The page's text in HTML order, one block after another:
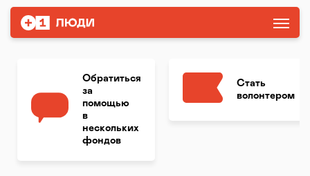
Обратиться
за
помощью
в
нескольких
фондов
Стать
волонтером